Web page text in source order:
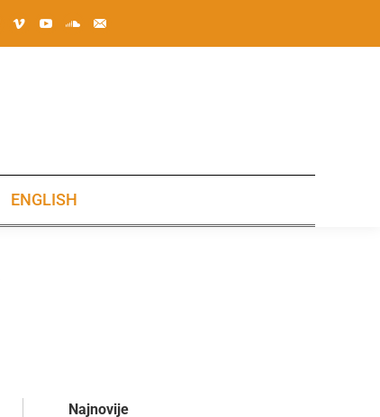
ENGLISH
Najnovije
ENGLISH